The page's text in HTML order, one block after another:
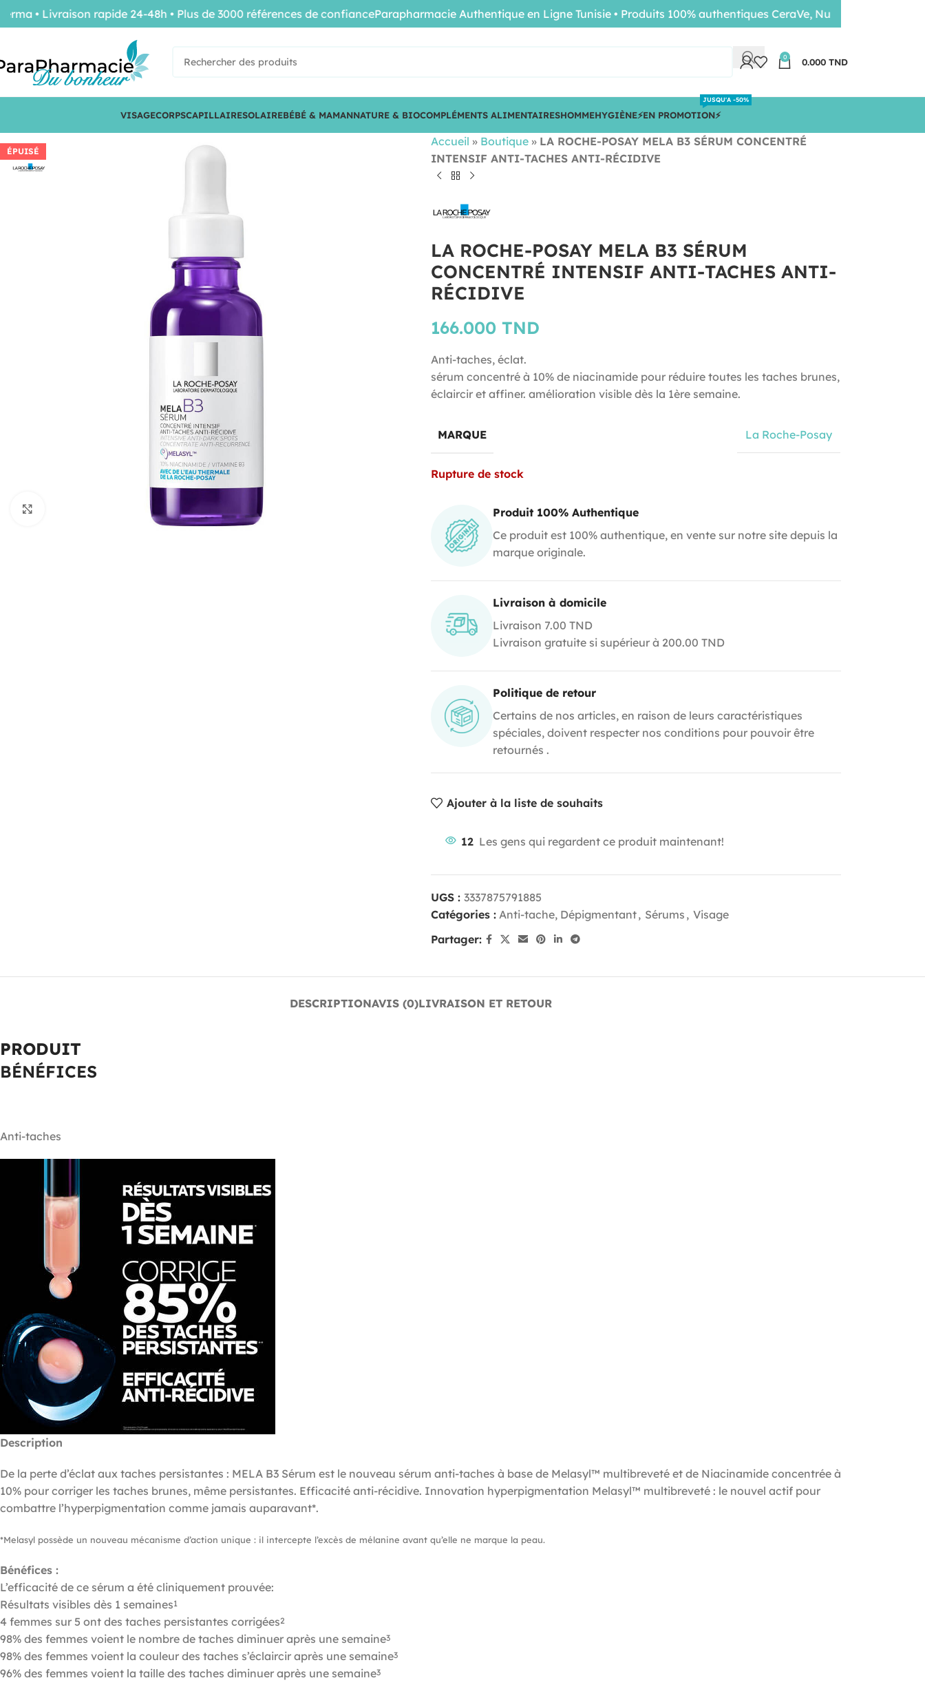
0 0.000 TND
VISAGECORPSCAPILLAIRESOLAIREBÉBÉ & MAMANNATURE & BIOCOMPLÉMENTS ALIMENTAIRESHOMMEHYGIÈNE⚡️EN PROMOTION⚡️
JUSQU'A -50%
ÉPUISÉ
Cliquez pour agrandir
Accueil » Boutique» LA ROCHE-POSAY MELA B3 SÉRUM CONCENTRÉ
INTENSIF ANTI-TACHES ANTI-RÉCIDIVE
LA ROCHE-POSAY MELA B3 SÉRUM
CONCENTRÉ INTENSIF ANTI-TACHES ANTI-
RÉCIDIVE
166.000 TND
Anti-taches, éclat.
sérum concentré à 10% de niacinamide pour réduire toutes les taches brunes,
éclaircir et affiner. amélioration visible dès la 1ère semaine.
MARQUE La Roche-Posay
Rupture de stock
Produit 100% Authentique
Ce produit est 100% authentique, en vente sur notre site depuis la
marque originale.
Livraison à domicile
Livraison 7.00 TND
Livraison gratuite si supérieur à 200.00 TND
Politique de retour
Certains de nos articles, en raison de leurs caractéristiques
spéciales, doivent respecter nos conditions pour pouvoir être
retournés .
Ajouter à la liste de souhaits
12 Les gens qui regardent ce produit maintenant!
UGS : 3337875791885
Catégories : Anti-tache, Dépigmentant, Sérums , Visage
Partager:
DESCRIPTIONAVIS (0)LIVRAISON ET RETOUR
PRODUIT
BÉNÉFICES
Anti-taches
Description
De la perte d’éclat aux taches persistantes : MELA B3 Sérum est le nouveau sérum anti-taches à base de Melasyl™ multibreveté et de Niacinamide concentrée à
10% pour corriger les taches brunes, même persistantes. Efficacité anti-récidive. Innovation hyperpigmentation Melasyl™ multibreveté : le nouvel actif pour
combattre l’hyperpigmentation comme jamais auparavant*. ​
*Melasyl possède un nouveau mécanisme d’action unique : il intercepte l’excès de mélanine avant qu’elle ne marque la peau.
Bénéfices : ​
L’efficacité de ce sérum a été cliniquement prouvée:​
Résultats visibles dès 1 semaines1
4 femmes sur 5 ont des taches persistantes corrigées2
98% des femmes voient le nombre de taches diminuer après une semaine3
98% des femmes voient la couleur des taches s’éclaircir après une semaine3
96% des femmes voient la taille des taches diminuer après une semaine3
Livraison rapide 24-48h • Plus de 3000 références de confianceParapharmacie Authentique en Ligne Tunisie • Produits 100% authentiques CeraVe, Nuxe, Bioderma •